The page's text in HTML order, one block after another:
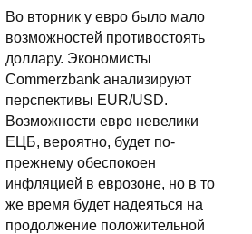
Во вторник у евро было мало
возможностей противостоять
доллару. Экономисты
Commerzbank анализируют
перспективы EUR/USD.
Возможности евро невелики
ЕЦБ, вероятно, будет по-
прежнему обеспокоен
инфляцией в еврозоне, но в то
же время будет надеяться на
продолжение положительной